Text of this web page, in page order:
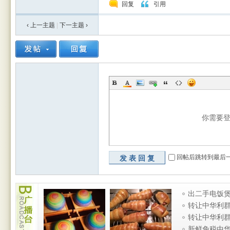
rBB
回复 引用
‹ 上一主题 下一主题 ›
你需要
发表回复 回帖后跳转到最后
出二手电饭
烧水壶 厨房
转让中华利
条
转让中华利
条